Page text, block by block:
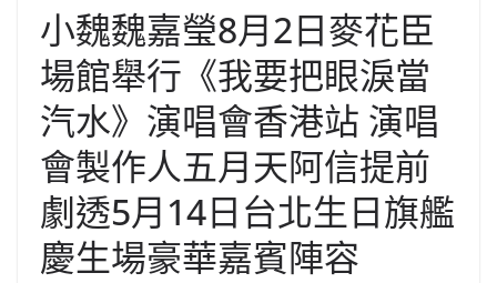
小魏魏嘉瑩8月2日麥花臣
場館舉行《我要把眼淚當
汽水》演唱會香港站 演唱
會製作人五月天阿信提前
劇透5月14日台北生日旗艦
慶生場豪華嘉賓陣容